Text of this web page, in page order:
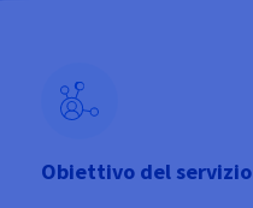
Obiettivo del servizio